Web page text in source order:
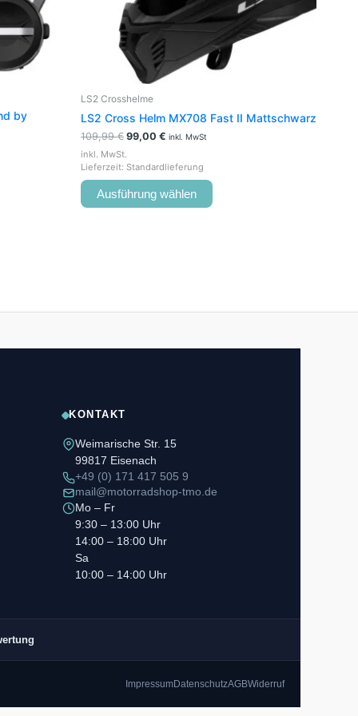
by
LS2 Crosshelme
LS2 Cross Helm MX708 Fast II Mattschwarz
109,99€ 99,00 € inkl. MwSt
inkl. MwSt.
Lieferzeit: Standardlieferung
Ausführung wählen
der
Produktseite
gewählt
werden
KONTAKT
Weimarische Str. 15
99817 Eisenach
+49 (0) 171 417 505 9
mail@motorradshop-tmo.de
Mo – Fr
9:30 – 13:00 Uhr
14:00 – 18:00 Uhr
Sa
10:00 – 14:00 Uhr
ImpressumDatenschutzAGBWiderruf